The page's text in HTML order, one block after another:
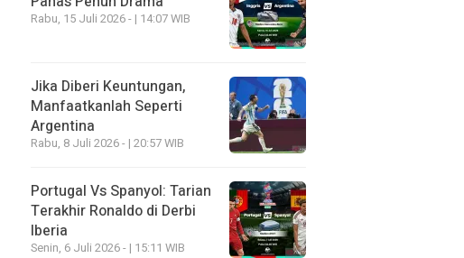
Rabu, 15 Juli 2026 - | 14:07 WIB
Jika Diberi Keuntungan,
Manfaatkanlah Seperti
Argentina
Rabu, 8 Juli 2026 - | 20:57 WIB
Portugal Vs Spanyol: Tarian
Terakhir Ronaldo di Derbi
Iberia
Senin, 6 Juli 2026 - | 15:11 WIB